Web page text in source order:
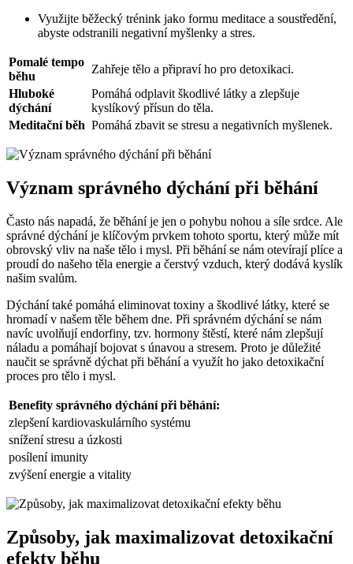
Využijte běžecký trénink jako formu meditace a soustředění,
abyste odstranili negativní myšlenky a stres.
Pomalé tempo
běhu
Zahřeje tělo a připraví ho pro detoxikaci.
Hluboké
dýchání
Pomáhá odplavit škodlivé látky a zlepšuje
kyslíkový přísun do těla.
Meditační běh Pomáhá zbavit se stresu a negativních myšlenek.
Význam správného dýchání při běhání
Často nás napadá, že běhání je jen o pohybu nohou a síle srdce. Ale
správné dýchání je klíčovým prvkem tohoto sportu, který může mít
obrovský vliv na naše tělo i mysl. Při běhání se nám otevírají plíce a
proudí do našeho těla energie a čerstvý vzduch, který dodává kyslík
našim svalům.
Dýchání také pomáhá eliminovat toxiny a škodlivé látky, které se
hromadí v našem těle během dne. Při správném dýchání se nám
navíc uvolňují endorfiny, tzv. hormony štěstí, které nám zlepšují
náladu a pomáhají bojovat s únavou a stresem. Proto je důležité
naučit se správně dýchat při běhání a využít ho jako detoxikační
proces pro tělo i mysl.
Benefity správného dýchání při běhání:
zlepšení kardiovaskulárního systému
snížení stresu a úzkosti
posílení imunity
zvýšení energie a vitality
Způsoby, jak maximalizovat detoxikační
efekty běhu